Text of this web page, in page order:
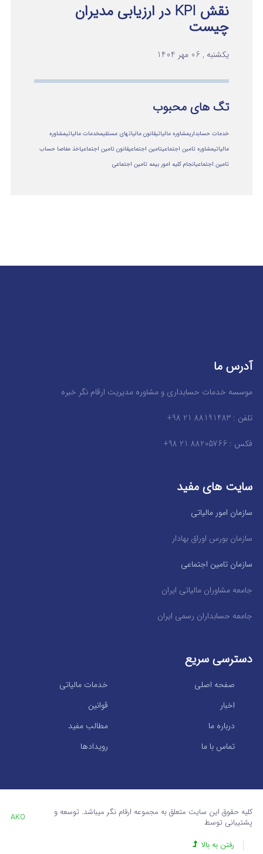
نقش KPI در ارزیابی مدیران
چیست
یکشنبه , 06 مهر 1404
تگ های محبوب
خدمات حسابداریمشاوره مالیاتیقانون مالیاتهای مستقیمخدمات مالیاتیمشاوره
مالياتيمشاوره تامین اجتماعیتامین اجتماعیقانون تامین اجتماعیاخذ مفاصا حساب
تامین اجتماعیانجام کلیه امور بیمه تامین اجتماعی
آدرس ما
موسسه خدمات حسابداری و مشاوره مدیریت ارقام نگر خبره
تلفن : 88191483 21 98+
فکس : 88205766 21 98+
سایت های مفید
سازمان امور مالیاتی
سازمان بورس اوراق بهادار
سازمان تامین اجتماعی
جامعه مشاوران مالیاتی ایران
جامعه حسابداران رسمی ایران
دسترسی سریع
خدمات مالیاتی
صفحه اصلی
قوانین
اخبار
مطالب مفید
درباره ما
رویدادها
تماس با ما
کلیه حقوق این سایت متعلق به مجموعه ارقام نگر میباشد. توسعه و
پشتیبانی توسط
AKO
رفتن به بالا